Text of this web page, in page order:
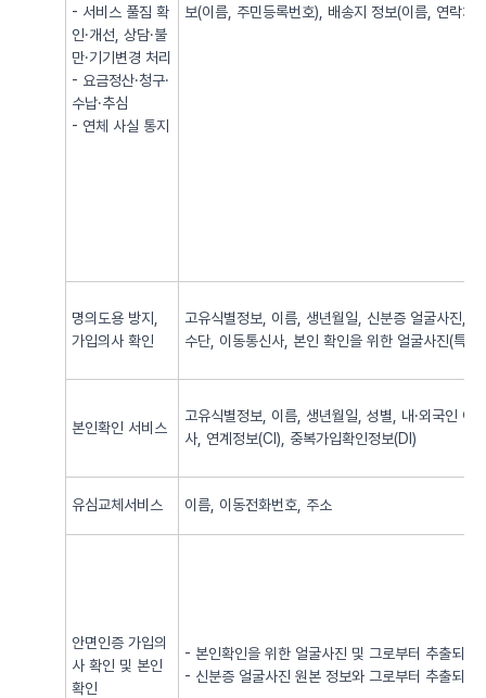
- 서비스 풀짐 확
인·개선, 상담·불
만·기기변경 처리
- 요금정산·청구·
수납·추심
- 연체 사실 통지
보(이름, 주민등록번호), 배송지 정보(이름, 연락처,
명의도용 방지,
가입의사 확인
고유식별정보, 이름, 생년월일, 신분증 얼굴사진,
수단, 이동통신사, 본인 확인을 위한 얼굴사진(특징
본인확인 서비스
고유식별정보, 이름, 생년월일, 성별, 내·외국인
사, 연계정보(CI), 중복가입확인정보(DI)
유심교체서비스 이름, 이동전화번호, 주소
안면인증 가입의
사 확인 및 본인
확인
- 본인확인을 위한 얼굴사진 및 그로부터 추출되어
- 신분증 얼굴사진 원본 정보와 그로부터 추출되어